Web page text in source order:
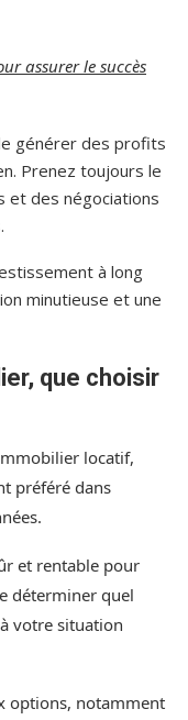
assurer le succès
générer des profits
Prenez toujours le
et des négociations
à long
minutieuse et une
que choisir
locatif,
préféré dans
et rentable pour
déterminer quel
votre situation
options, notamment